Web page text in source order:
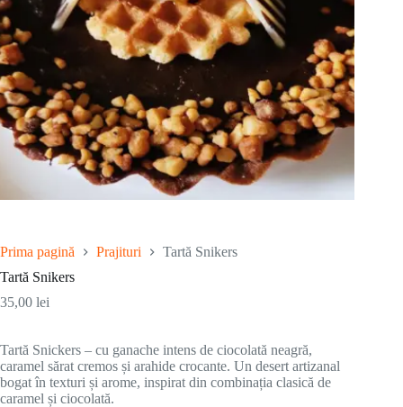
Prima pagină Prajituri
Tartă Snikers
Tartă Snikers
35,00 lei
Tartă Snickers – cu ganache intens de ciocolată neagră,
caramel sărat cremos și arahide crocante. Un desert artizanal
bogat în texturi și arome, inspirat din combinația clasică de
caramel și ciocolată.